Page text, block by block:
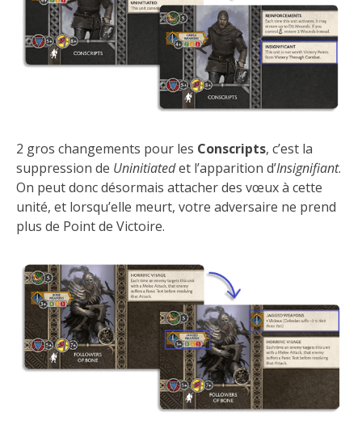
2 gros changements pour les Conscripts, c’est la
suppression de Uninitiatedet l’apparition d’Insignifiant.
On peut donc désormais attacher des vœux à cette
unité, et lorsqu’elle meurt, votre adversaire ne prend
plus de Point de Victoire.